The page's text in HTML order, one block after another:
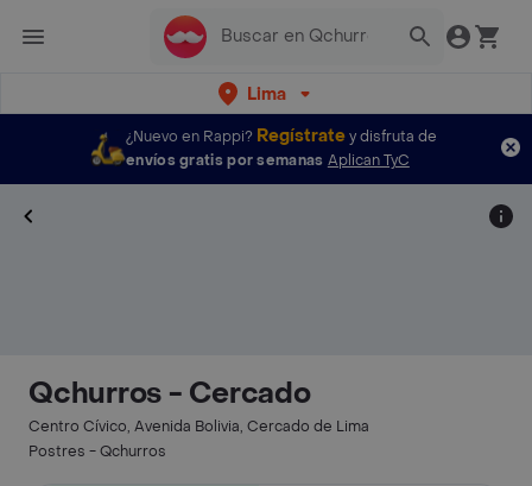
Lima
¿Nuevo en Rappi? Regístratey disfruta de
envíos gratis por semanas Aplican TyC
Qchurros - Cercado
Centro Cívico, Avenida Bolivia, Cercado de Lima
Postres - Qchurros